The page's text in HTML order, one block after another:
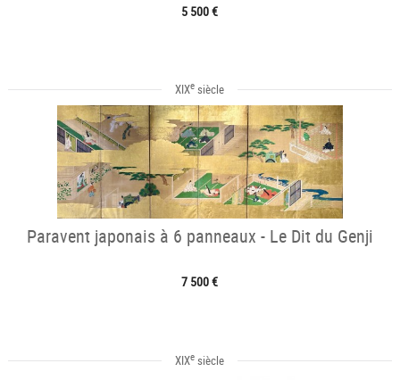
5 500 €
XIXe siècle
Paravent japonais à 6 panneaux - Le Dit du Genji
7 500 €
XIXe siècle